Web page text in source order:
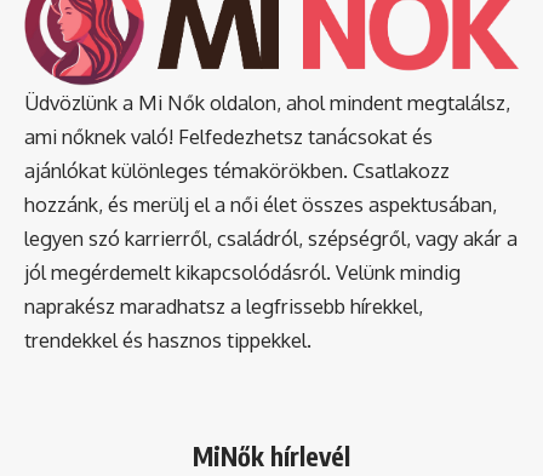
Üdvözlünk a Mi Nők oldalon, ahol mindent megtalálsz,
ami nőknek való! Felfedezhetsz tanácsokat és
ajánlókat különleges témakörökben. Csatlakozz
hozzánk, és merülj el a női élet összes aspektusában,
legyen szó karrierről, családról, szépségről, vagy akár a
jól megérdemelt kikapcsolódásról. Velünk mindig
naprakész maradhatsz a legfrissebb hírekkel,
trendekkel és hasznos tippekkel.
MiNők hírlevél